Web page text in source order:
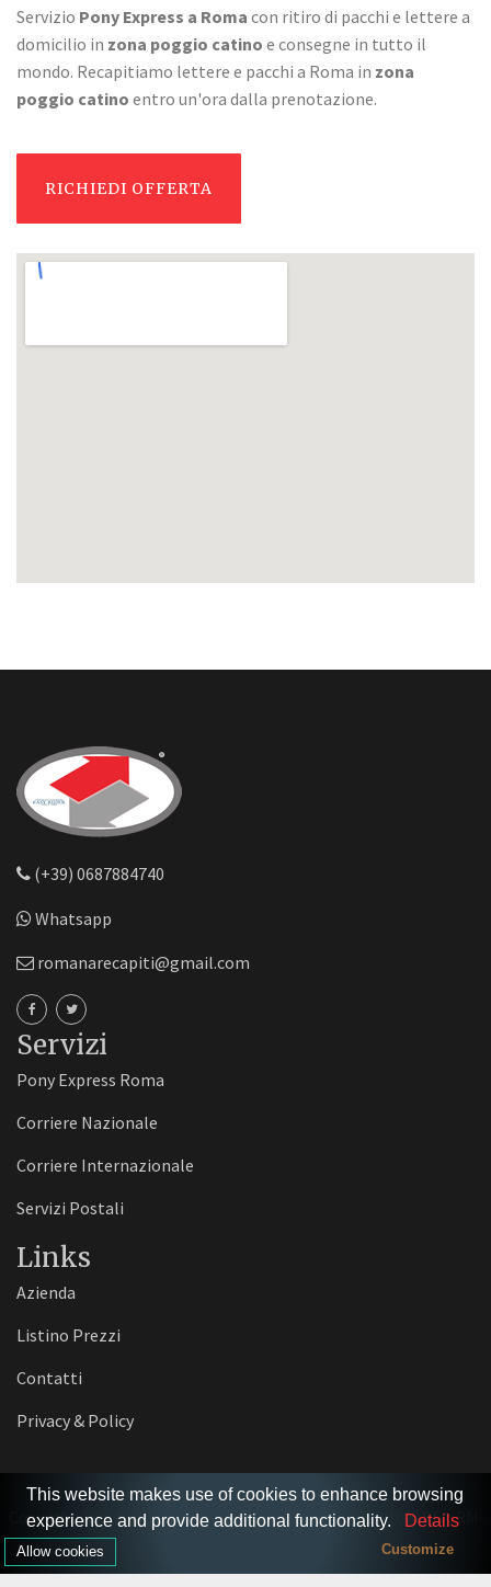
Servizio Pony Express a Roma con ritiro di pacchi e lettere a
domicilio in zona poggio catino e consegne in tutto il
mondo. Recapitiamo lettere e pacchi a Roma in zona
poggio catino entro un'ora dalla prenotazione.
RICHIEDI OFFERTA
(+39) 0687884740
Whatsapp
romanarecapiti@gmail.com
Servizi
Pony Express Roma
Corriere Nazionale
Corriere Internazionale
Servizi Postali
Links
Azienda
Listino Prezzi
Contatti
Privacy & Policy
Copyright 2026 © EXPRESS-ONE S.r.l.s. - P.I./C.F. 17552731006 REA: RM-
This website makes use of cookies to enhance browsing
experience and provide additional functionality.
Details
Allow cookies Customize